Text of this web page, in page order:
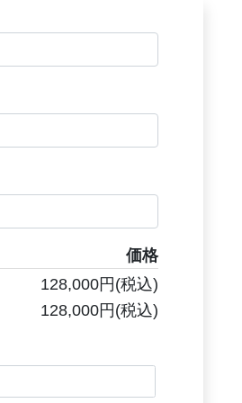
価格
128,000円(税込)
128,000円(税込)